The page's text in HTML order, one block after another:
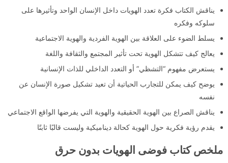
يناقش الكتاب فكرة تعدد الهويات داخل الإنسان الواحد وتأثيرها على
سلوكه وفكره
يسلط الضوء على العلاقة بين الهوية الفردية والهوية الاجتماعية
يعالج كيف تتشكل الهوية تحت تأثير المجتمع والثقافة واللغة
يستعرض مفهوم “التشظي” أو التعدد الداخلي للذات الإنسانية
يوضح كيف يمكن للتجارب الحياتية أن تعيد تشكيل صورة الإنسان عن
نفسه
يناقش الصراع بين الهوية الحقيقية والهوية التي يفرضها الواقع الاجتماعي
يقدم رؤية فكرية حول الهوية كحالة ديناميكية وليست قالبًا ثابتًا
ملخص كتاب فوضى الهويات بدون حرق